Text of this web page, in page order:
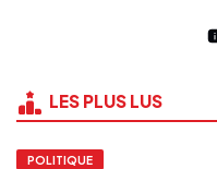
LES PLUS LUS
POLITIQUE